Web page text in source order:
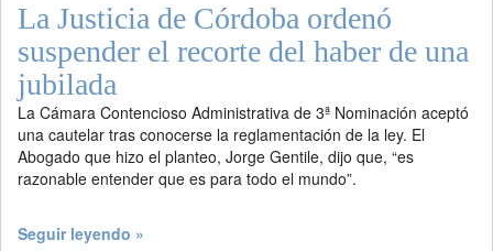
La Justicia de Córdoba ordenó
suspender el recorte del haber de una
jubilada
La Cámara Contencioso Administrativa de 3ª Nominación aceptó
una cautelar tras conocerse la reglamentación de la ley. El
Abogado que hizo el planteo, Jorge Gentile, dijo que, “es
razonable entender que es para todo el mundo”.
Seguir leyendo »